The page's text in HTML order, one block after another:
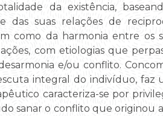
da existência,
das suas relações de
como da harmonia entre os
com etiologias que
e/ou conflito.
integral do indivíduo, faz
caracteriza-se por
sanar o conflito que originou